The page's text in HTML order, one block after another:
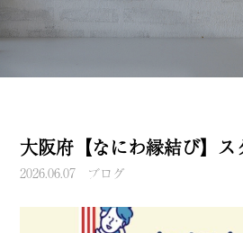
大阪府【なにわ縁結び】ス
2026.06.07 ブログ